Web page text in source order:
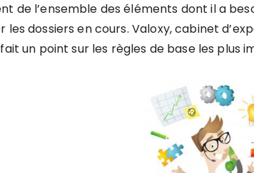
de l’ensemble des éléments dont il a
les dossiers en cours. Valoxy, cabinet
un point sur les règles de base les plus